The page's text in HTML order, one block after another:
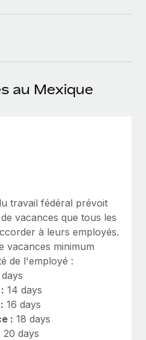
outil d’IA à Remote grâce à
avec des outils essentiels
sur les RH à
de présélection des
sur les risques en
informatiques
pour les grandes entreprises
de la tech
et automatisations assistées par
et les talents
au Mexique
travail fédéral prévoit
vacances que tous les
à leurs employés.
vacances minimum
de l'employé :
days
14 days
16 days
: 18 days
20 days